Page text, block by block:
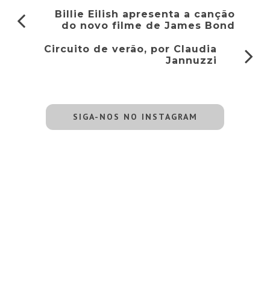
Billie Eilish apresenta a canção
do novo filme de James Bond
Circuito de verão, por Claudia
Jannuzzi
SIGA-NOS NO INSTAGRAM